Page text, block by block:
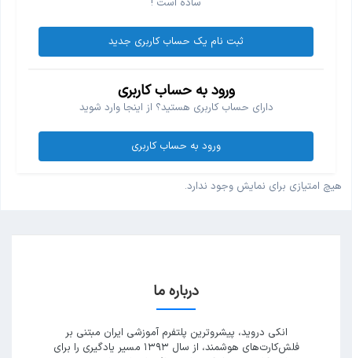
ساده است !
ثبت نام یک حساب کاربری جدید
ورود به حساب کاربری
دارای حساب کاربری هستید؟ از اینجا وارد شوید
ورود به حساب کاربری
هیچ امتیازی برای نمایش وجود ندارد.
درباره ما
انکی دروید، پیشروترین پلتفرم آموزشی ایران مبتنی بر
فلش‌کارت‌های هوشمند، از سال ۱۳۹۳ مسیر یادگیری را برای